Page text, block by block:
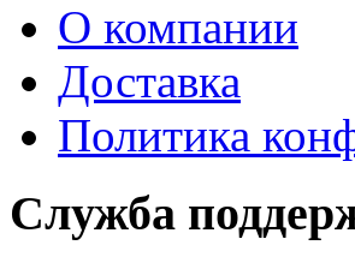
О компании
Доставка
Политика
Служба